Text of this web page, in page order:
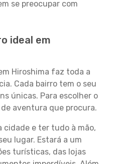
se preocupar com
ideal em
Hiroshima faz toda a
Cada bairro tem o seu
únicas. Para escolher o
aventura que procura.
cidade e ter tudo à mão,
lugar. Estará a um
turísticas, das lojas